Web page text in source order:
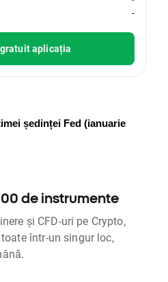
-
aplicația
ședinței Fed (ianuarie
de instrumente
și CFD-uri pe Crypto,
într-un singur loc,